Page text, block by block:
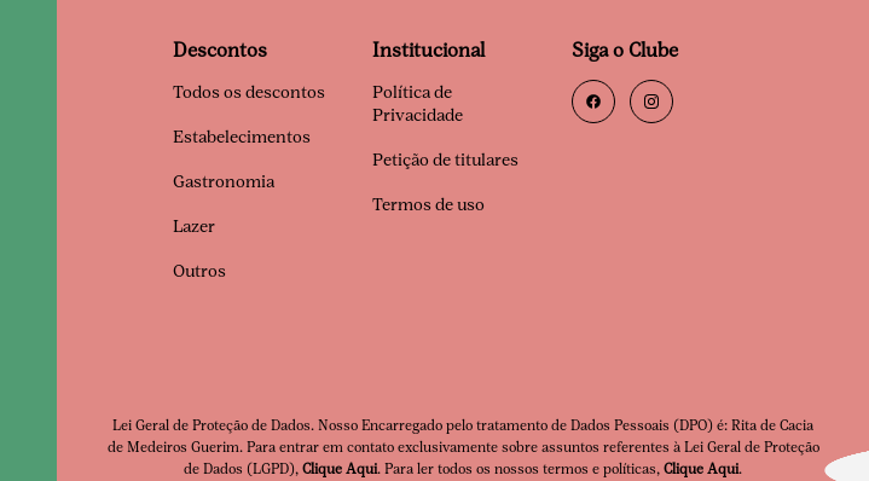
Descontos
Todos os descontos
Estabelecimentos
Gastronomia
Lazer
Outros
Institucional
Política de
Privacidade
Petição de titulares
Termos de uso
Siga o Clube
Lei Geral de Proteção de Dados. Nosso Encarregado pelo tratamento de Dados Pessoais (DPO) é: Rita de Cacia
de Medeiros Guerim. Para entrar em contato exclusivamente sobre assuntos referentes à Lei Geral de Proteção
de Dados (LGPD), Clique Aqui. Para ler todos os nossos termos e políticas, Clique Aqui.